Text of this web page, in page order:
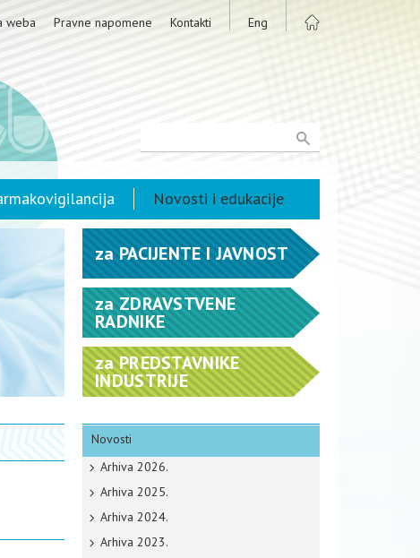
weba Pravne napomene Kontakti Eng
Novosti i edukacije
za PACIJENTE I JAVNOST
za ZDRAVSTVENE
RADNIKE
zaPREDSTAVNIKE
INDUSTRIJE
Novosti
Arhiva 2026.
Arhiva 2025.
Arhiva 2024.
Arhiva 2023.